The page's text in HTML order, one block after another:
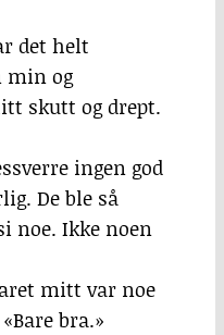
det helt
min og
skutt og drept.
ingen god
De ble så
noe. Ikke noen
mitt var noe
bra.»